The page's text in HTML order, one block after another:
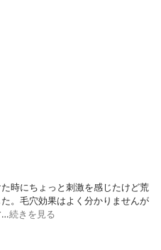
時にちょっと刺激を感じたけど荒
。毛穴効果はよく分かりませんが
…続きを見る